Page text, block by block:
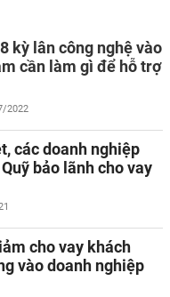
kỳ lân công nghệ vào
cần làm gì để hỗ trợ
2022
các doanh nghiệp
bảo lãnh cho vay
cho vay khách
vào doanh nghiệp